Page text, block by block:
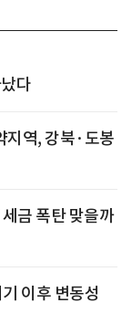
다
역, 강북·도봉
금 폭탄 맞을까
이후 변동성